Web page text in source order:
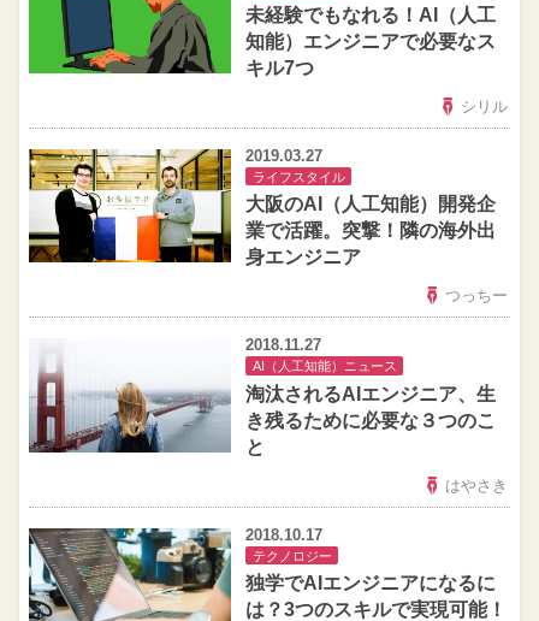
未経験でもなれる！AI（人工
知能）エンジニアで必要なス
キル7つ
シリル
2019.03.27
ライフスタイル
大阪のAI（人工知能）開発企
業で活躍。突撃！隣の海外出
身エンジニア
つっちー
2018.11.27
AI（人工知能）ニュース
淘汰されるAIエンジニア、生
き残るために必要な３つのこ
と
はやさき
2018.10.17
テクノロジー
独学でAIエンジニアになるに
は？3つのスキルで実現可能！